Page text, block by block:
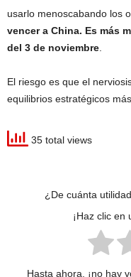
usarlo menoscabando los
vencer a China. Es más
del 3 de noviembre
El riesgo es que el
equilibrios estratégicos
35 total views
¿De cuánta
¡Haz clic en
Hasta ahora, ¡no hay